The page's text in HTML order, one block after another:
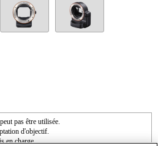
pas être utilisée.
d'objectif.
en charge.